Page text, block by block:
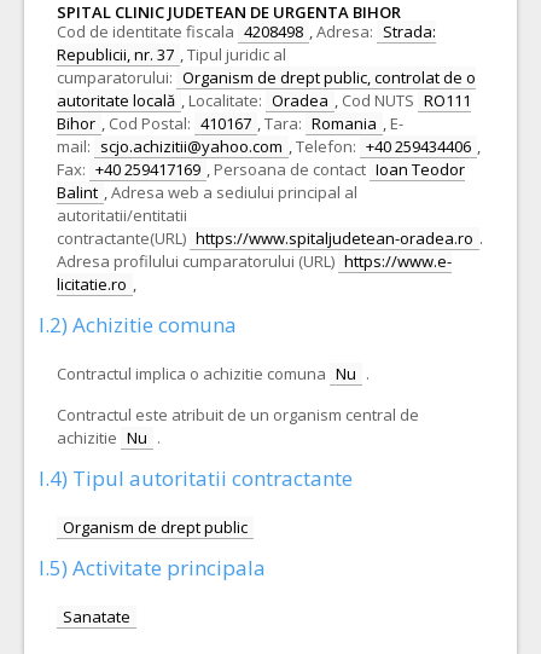
SPITAL CLINIC JUDETEAN DE URGENTA BIHOR
Cod de identitate fiscala 4208498 ,Adresa: Strada:
Republicii, nr. 37 ,Tipul juridic al
cumparatorului: Organism de drept public, controlat de o
autoritate locală , Localitate: Oradea , Cod NUTS RO111
Bihor , Cod Postal: 410167 ,Tara: Romania , E-
mail: scjo.achizitii@yahoo.com ,Telefon: +40 259434406 ,
Fax: +40 259417169 , Persoana de contact Ioan Teodor
Balint ,Adresa web a sediului principal al
autoritatii/entitatii
contractante(URL) https://www.spitaljudetean-oradea.ro .
Adresa profilului cumparatorului (URL) https://www.e-
licitatie.ro ,
I.2) Achizitie comuna
Contractul implica o achizitie comuna Nu .
Contractul este atribuit de un organism central de
achizitie Nu .
I.4) Tipul autoritatii contractante
Organism de drept public
I.5) Activitate principala
Sanatate